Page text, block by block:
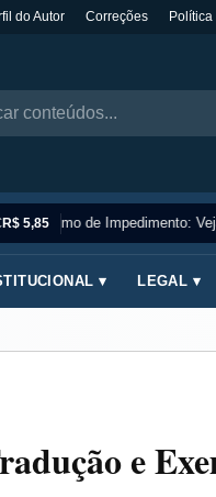
do Autor Correções Política
R$ 5,85
Sinônimo de Impedimento:
▾ LEGAL ▾
e